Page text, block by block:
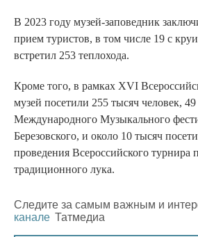
В 2023 году музей-заповедник
прием туристов, в том числе 19 с
встретил 253 теплохода.
Кроме того, в рамках XVI
музей посетили 255 тысяч человек,
Международного Музыкального
Березовского, и около 10 тысяч
проведения Всероссийского турнира
традиционного лука.
Следите за самым важным и
канале Татмедиа